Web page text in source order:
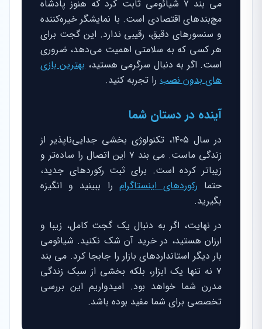
می بند ۷ شیائومی ثابت کرد که هنوز پادشاه
مچ‌بندهای اقتصادی است. با نمایشگر خیره‌کننده
و سنسورهای دقیق، رقیبی ندارد. این گجت برای
هر کسی که به سلامتی اهمیت می‌دهد، ضروری
است. اگر به دنبال سرگرمی هستید،بهترین بازی
های بدون نصب را تجربه کنید.
آینده در دستان شما
در سال ۱۴۰۵، تکنولوژی بخشی جدایی‌ناپذیر از
زندگی ماست. می بند ۷ این اتصال را ساده‌تر و
زیباتر کرده است. برای ثبت رکوردهای جدید،
حتما رکوردهای اینستاگرام را ببینید و انگیزه
بگیرید.
در نهایت، اگر به دنبال یک گجت کامل، زیبا و
ارزان هستید، در خرید آن شک نکنید. شیائومی
بار دیگر استانداردهای بازار را جابجا کرد. می بند
۷ نه تنها یک ابزار، بلکه بخشی از سبک زندگی
مدرن شما خواهد بود. امیدواریم این بررسی
تخصصی برای شما مفید بوده باشد.